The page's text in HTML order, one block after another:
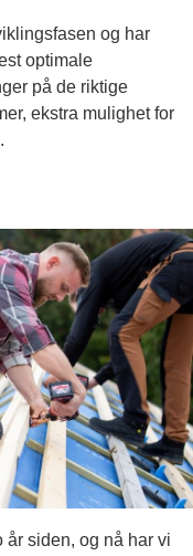
og har
optimale
på de riktige
ekstra mulighet for
år siden, og nå har vi